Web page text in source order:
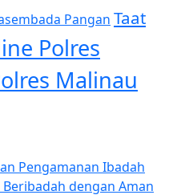
Pangan Taat
Polres
Malinau
Pengamanan Ibadah
dengan Aman